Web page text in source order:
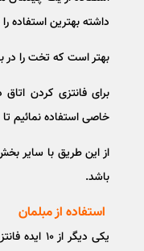
داشته بهترین استفاده را
بهتر است که تخت را در
برای فانتزی کردن
خاصی استفاده نمائیم تا
از این طریق با سایر
باشد.
استفاده از مبلمان
یکی دیگر